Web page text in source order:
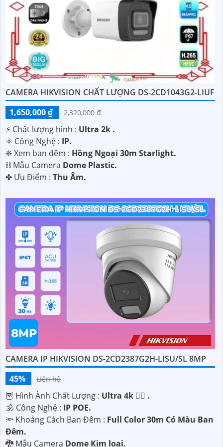
CAMERA HIKVISION CHẤT LƯỢNG DS-2CD1043G2-LIUF
1,650,000 ₫
2,320,000 ₫
️⚡ Chất lượng hình : Ultra 2k .
⚛️ Công Nghệ : IP.
❈ Xem ban đêm : Hồng Ngoại 30m Starlight.
⛓ Mẫu Camera Dome Plastic.
️✤ Ưu Điểm : Thu Âm.
CAMERA IP HIKVISION DS-2CD2387G2H-LISU/SL 8MP
45%
Liên hệ
🦉 Hình Ành Chất Lượng : Ultra 4k 👍🏾 .
🕉️ Công Nghệ : IP POE.
🔦 Khoảng Cách Ban Đêm : Full Color 30m Có Màu Ban
Ðêm.
🐉️ Mẫu Camera Dome Kim loại.